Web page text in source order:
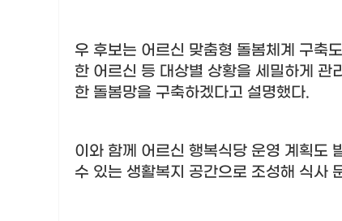
우 후보는 어르신 맞춤형 돌봄체계 구축
한 어르신 등 대상별 상황을 세밀하게 관
한 돌봄망을 구축하겠다고 설명했다.
이와 함께 어르신 행복식당 운영 계획도
수 있는 생활복지 공간으로 조성해 식사